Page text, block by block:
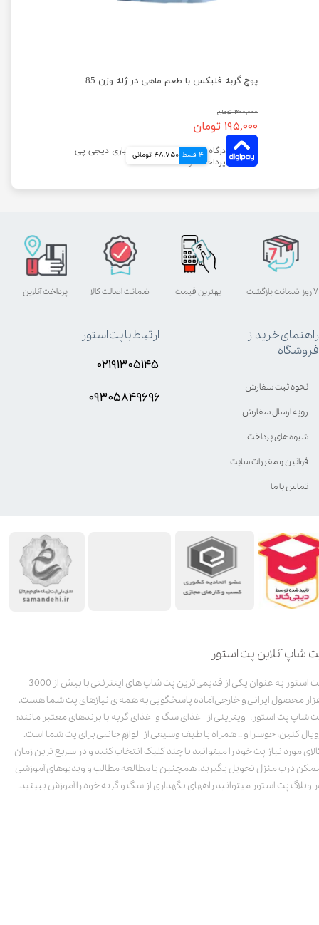
پوچ گربه فلیکس با طعم ماهی در ژله وزن 85 گرم
۳۰۰,۰۰۰ تومان
۱۹۵,۰۰۰ تومان
4 قسط 48,750 تومانی
شاپ آنلاین پت استور
پت استور به عنوان یکی از قدیمی‌ترین پت شاپ های اینترنتی با بیش از 3000
محصول ایرانی و خارجی آماده پاسخگویی به همه ی نیازهای پت شما هست.
شاپ پت استور، ویترینی از غذای سگ و غذای گربه با برندهای معتبر مانند:
کنین، جوسرا و .. همراه با طیف وسیعی از لوازم جانبی برای پت شما است.
مورد نیاز پت خود را میتوانید با چند کلیک انتخاب کنید و در سریع ترین زمان
درب منزل تحویل بگیرید. همچنین با مطالعه مطالب و ویدیوهای آموزشی
وبلاگ پت استور میتوانید راههای نگهداری از سگ و گربه خود را آموزش ببینید.
بهترین قیمت پرداخت آنلاین ۷ روز ضمانت بازگشت ضمانت اصالت کالا
راهنمای خرید از
فروشگاه
نحوه ثبت سفارش
رویه ارسال سفارش
شیوه‌های پرداخت
قوانین و مقررات سایت
تماس با ما
ارتباط با پت استور
۰۲۱۹۱۳۰۵۱۴۵
۰۹۳۰۵8۴9696